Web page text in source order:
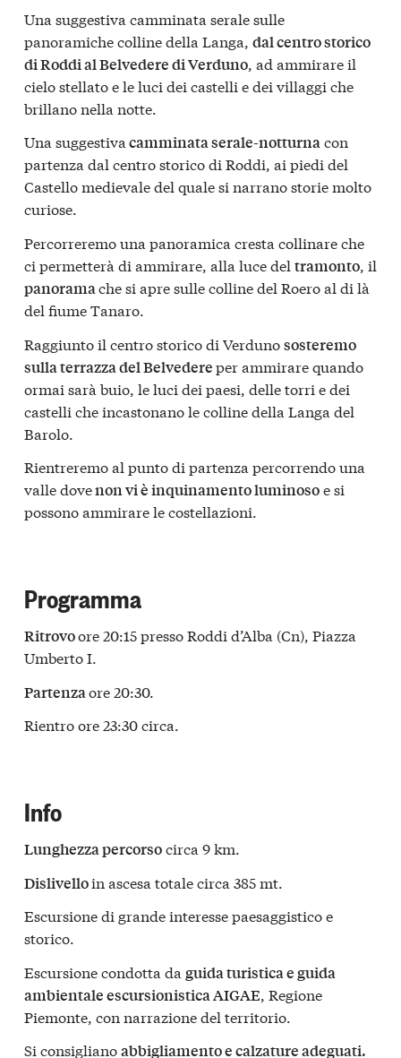
Una suggestiva camminata serale sulle
panoramiche colline della Langa, dal centro storico
di Roddi al Belvedere di Verduno, ad ammirare il
cielo stellato e le luci dei castelli e dei villaggi che
brillano nella notte.
Una suggestiva camminata serale-notturnacon
partenza dal centro storico di Roddi, ai piedi del
Castello medievale del quale si narrano storie molto
curiose.
Percorreremo una panoramica cresta collinare che
ci permetterà di ammirare, alla luce del tramonto, il
panoramache si apre sulle colline del Roero al di là
del fiume Tanaro.
Raggiunto il centro storico di Verdunososteremo
sulla terrazza del Belvedereper ammirare quando
ormai sarà buio, le luci dei paesi, delle torri e dei
castelli che incastonano le colline della Langa del
Barolo.
Rientreremo al punto di partenza percorrendo una
valle dovenon vi è inquinamento luminosoe si
possono ammirare le costellazioni.
Programma
Ritrovoore 20:15 presso Roddi d’Alba (Cn), Piazza
Umberto I.
Partenzaore 20:30.
Rientro ore 23:30 circa.
Info
Lunghezza percorsocirca 9 km.
Dislivelloin ascesa totale circa 385 mt.
Escursione di grande interesse paesaggistico e
storico.
Escursione condotta da guida turistica e guida
ambientale escursionistica AIGAE, Regione
Piemonte, con narrazione del territorio.
Si consiglianoabbigliamento e calzature adeguati.